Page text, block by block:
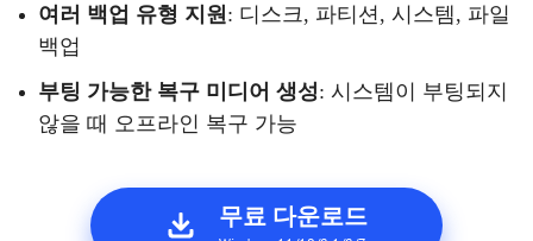
여러 백업 유형 지원 : 디스크, 파티션, 시스템, 파일
백업
부팅 가능한 복구 미디어 생성: 시스템이 부팅되지
않을 때 오프라인 복구 가능
무료 다운로드